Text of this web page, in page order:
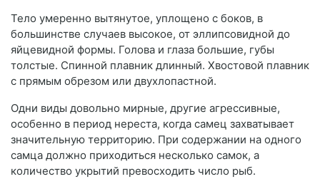
Тело умеренно вытянутое, уплощено с боков, в
большинстве случаев высокое, от эллипсовидной до
яйцевидной формы. Голова и глаза большие, губы
толстые. Спинной плавник длинный. Хвостовой плавник
с прямым обрезом или двухлопастной.
Одни виды довольно мирные, другие агрессивные,
особенно в период нереста, когда самец захватывает
значительную территорию. При содержании на одного
самца должно приходиться несколько самок, а
количество укрытий превосходить число рыб.